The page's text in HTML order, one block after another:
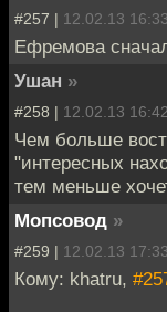
#257 | 12.02.13 16:33
Ефремова
Ушан »
#258 | 12.02.13 16:42
Чем больше
"интересных
тем меньше
Мопсовод »
#259 | 12.02.13 17:33
Кому: khatru,